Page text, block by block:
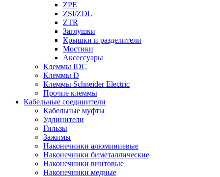
ZPE
ZSI/ZDL
ZTR
Заглушки
Крышки и разделители
Мостики
Аксессуары
Клеммы IDC
Клеммы D
Клеммы Schneider Electric
Прочие клеммы
Кабельные соединители
Кабельные муфты
Удлинители
Гильзы
Зажимы
Наконечники алюминиевые
Наконечники биметаллические
Наконечники винтовые
Наконечники медные